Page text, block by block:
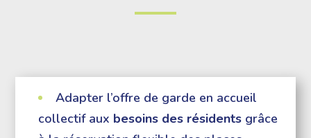
Adapter l’offre de garde en accueil
collectif aux besoins des résidents grâce